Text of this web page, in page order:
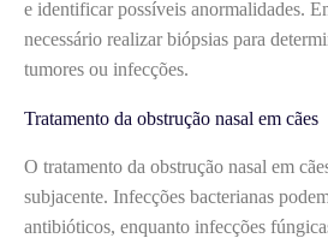
e identificar possíveis anormalidades.
necessário realizar biópsias para
tumores ou infecções.
Tratamento da obstrução nasal em cães
O tratamento da obstrução nasal em
subjacente. Infecções bacterianas
antibióticos, enquanto infecções